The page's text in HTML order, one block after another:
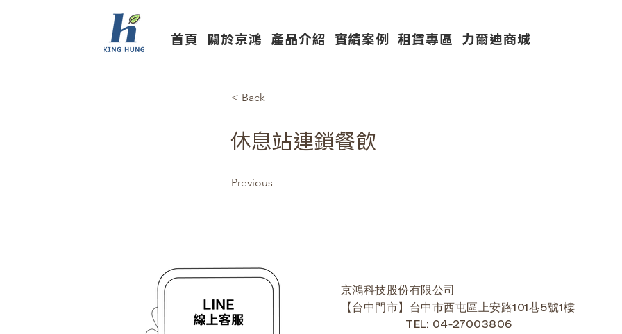
首頁 關於京鴻 產品介紹 實績案例 租賃專區 力爾迪商城
< Back
休息站連鎖餐飲
Previous
京鴻科技股份有限公司
【台中門市】台中市西屯區上安路101巷5號1樓
TEL: 04-27003806